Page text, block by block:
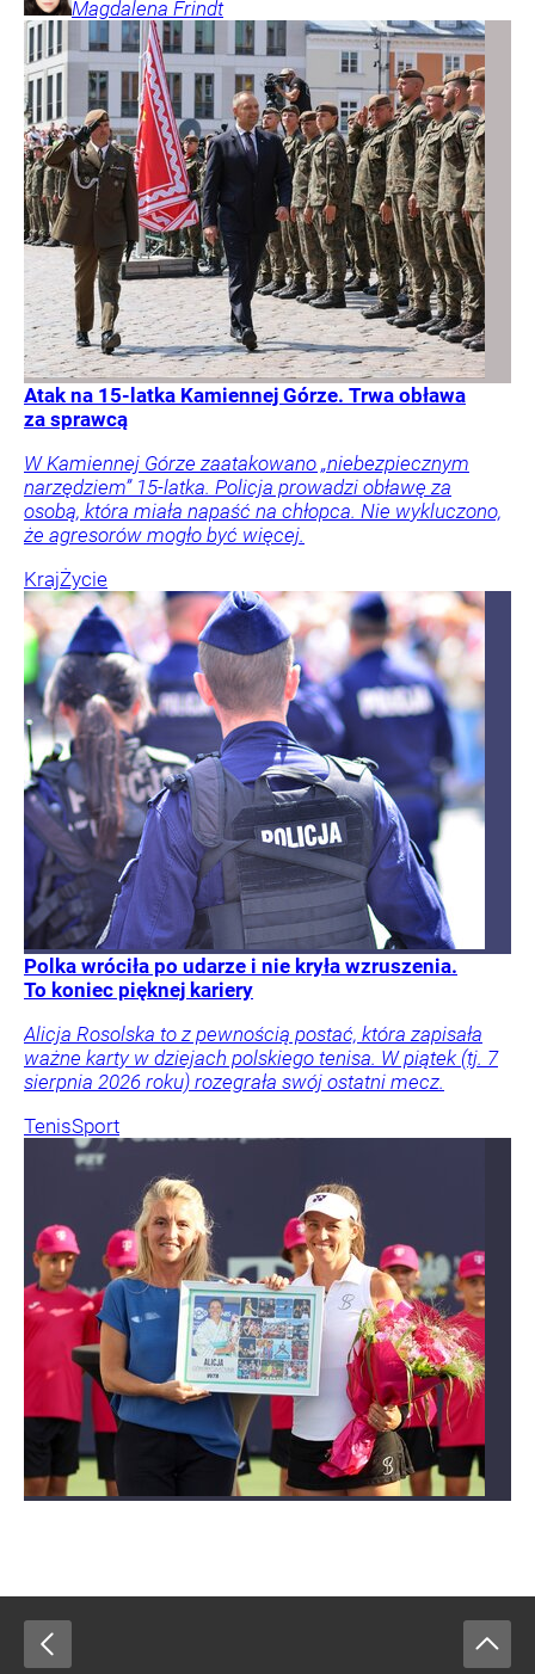
Magdalena Frindt
Atak na 15-latka Kamiennej Górze. Trwa obława
za sprawcą
W Kamiennej Górze zaatakowano „niebezpiecznym
narzędziem” 15-latka. Policja prowadzi obławę za
osobą, która miała napaść na chłopca. Nie wykluczono,
że agresorów mogło być więcej.
KrajŻycie
Polka wróciła po udarze i nie kryła wzruszenia.
To koniec pięknej kariery
Alicja Rosolska to z pewnością postać, która zapisała
ważne karty w dziejach polskiego tenisa. W piątek (tj. 7
sierpnia 2026 roku) rozegrała swój ostatni mecz.
TenisSport